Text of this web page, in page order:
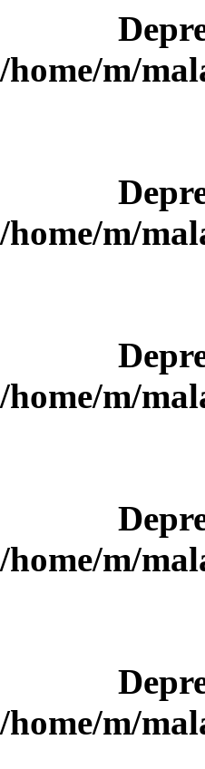
/home/m/
/home/m/
/home/m/
/home/m/
/home/m/